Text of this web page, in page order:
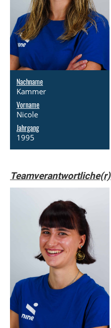
Nachname
Kammer
Vorname
Nicole
Jahrgang
1995
Teamverantwortliche(r)